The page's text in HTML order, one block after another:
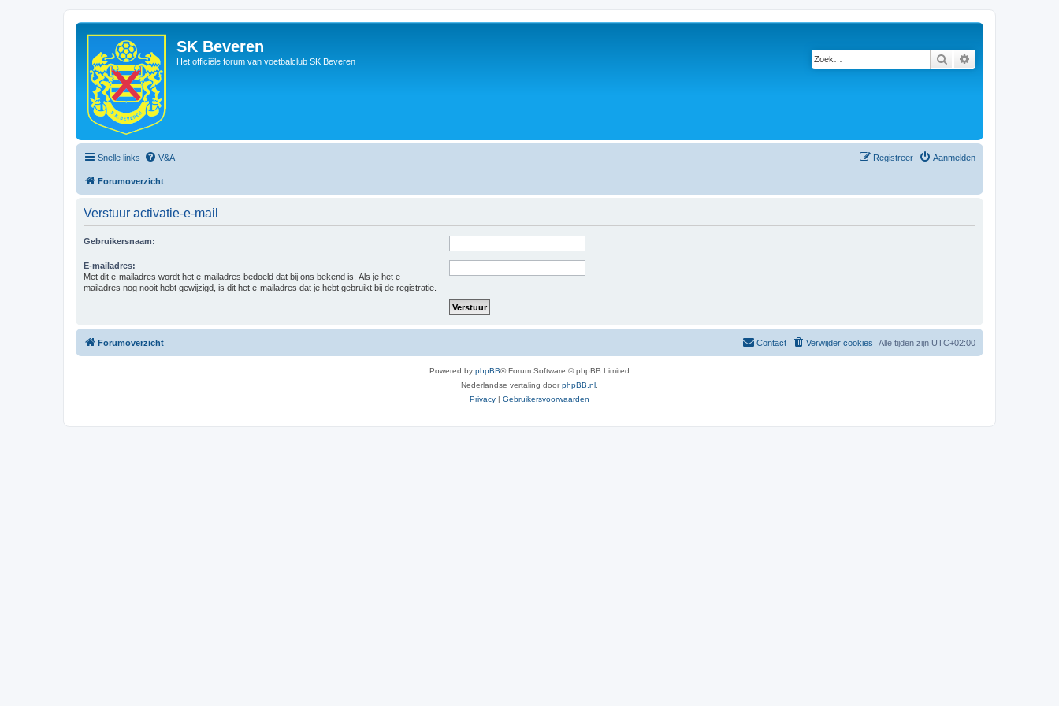
SK Beveren
Het officiële forum van voetbalclub SK Beveren Zoek
Snelle links V&A Aanmelden
Registreer
Forumoverzicht
Verstuur activatie-e-mail
Gebruikersnaam:
E-mailadres:
Met dit e-mailadres wordt het e-mailadres bedoeld dat bij ons bekend is. Als je het e-
mailadres nog nooit hebt gewijzigd, is dit het e-mailadres dat je hebt gebruikt bij de registratie.
Forumoverzicht Alle tijden zijn UTC+02:00
Verwijder cookies
Contact
Powered by phpBB® Forum Software © phpBB Limited
Nederlandse vertaling doorphpBB.nl
Privacy | Gebruikersvoorwaarden